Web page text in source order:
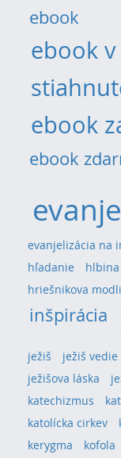
ebook
ebook
ebook
ebook
evanjelizácia na
hľadanie
hlbina
hriešnikova
inšpirácia
ježiš
ježiš vedie
ježišova láska
katechizmus
katolícka cirkev
kerygma
kofola